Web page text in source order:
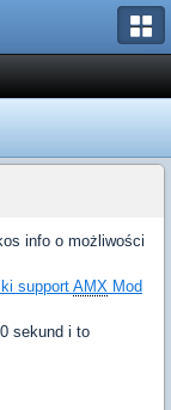
info o możliwości
support AMX Mod
sekund i to